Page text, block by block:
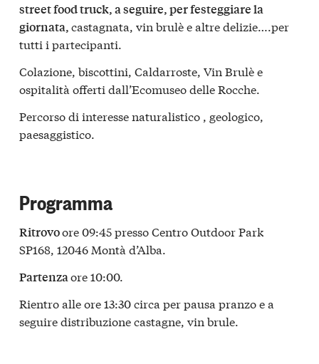
street food truck, a seguire, per festeggiare la
giornata,castagnata, vin brulè e altre delizie….per
tutti i partecipanti.
Colazione, biscottini, Caldarroste, Vin Brulè e
ospitalità offerti dall’Ecomuseo delle Rocche.
Percorso di interesse naturalistico , geologico,
paesaggistico.
Programma
Ritrovoore 09:45 presso Centro Outdoor Park
SP168, 12046 Montà d’Alba.
Partenzaore 10:00.
Rientro alle ore 13:30 circa per pausa pranzo e a
seguire distribuzione castagne, vin brule.